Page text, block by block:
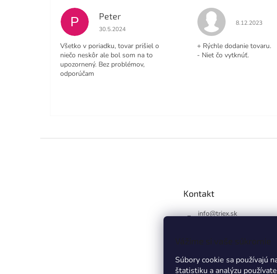
Vážime si vaše súkromie
Súbory cookie sa používajú
štatistiku a analýzu
P Peter
Hodnotenie obchodu je 4 z 5 hviezdičiek.
30.5.2024
Všetko v poriadku, tovar prišiel o
niečo neskôr ale bol som na to
upozornený. Bez problémov,
odporúčam
Hodnotenie
8.12.2023
+ Rýchle dodanie tovaru.
- Niet čo vytknúť.
Kontakt
info@triex.sk
m/triex.sk/